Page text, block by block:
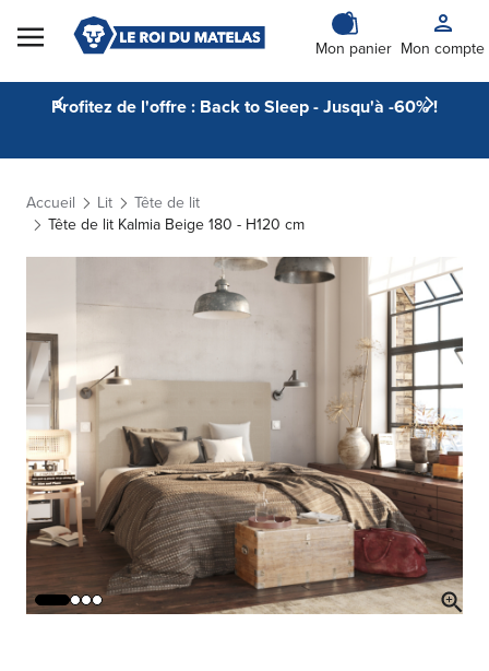
Skip to Content
Mon panier Mon compte
Profitez de l'offre : Back to Sleep - Jusqu'à -60% !
Accueil Lit
Tête de lit
Tête de lit Kalmia Beige 180 - H120 cm